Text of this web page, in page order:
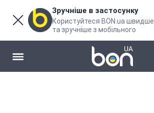
Зручніше в застосунку
Користуйтеся BON.ua швидше
та зручніше з мобільного